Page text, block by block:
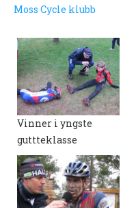
BREDDE
Ny på o-løp?
Nyheter
Grenserittet
BARNEIDRETT
Moss Cycle klubb
Vinner i yngste
guttteklasse